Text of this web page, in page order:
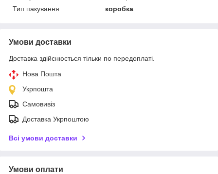
Тип пакування
коробка
Умови доставки
Доставка здійснюється тільки по передоплаті.
Нова Пошта
Укрпошта
Самовивіз
Доставка Укрпоштою
Всі умови доставки
Умови оплати